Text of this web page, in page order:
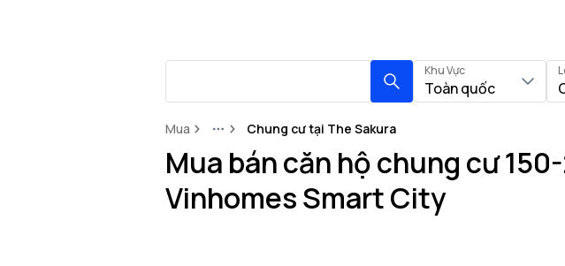
Khu Vực
Toàn quốc
Mua MoreChung cư tại The Sakura
Mua bán căn hộ chung cư
Vinhomes Smart City